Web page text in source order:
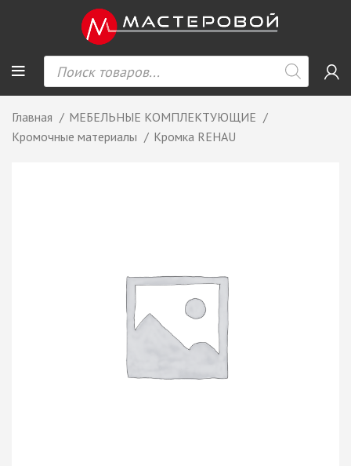
Главная
МЕБЕЛЬНЫЕ КОМПЛЕКТУЮЩИЕ
Кромочные материалы
Кромка REHAU